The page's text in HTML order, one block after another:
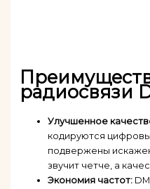
радиосвязи
Улучшенное
кодируются
подвержены
звучит четче, а
Экономия частот: